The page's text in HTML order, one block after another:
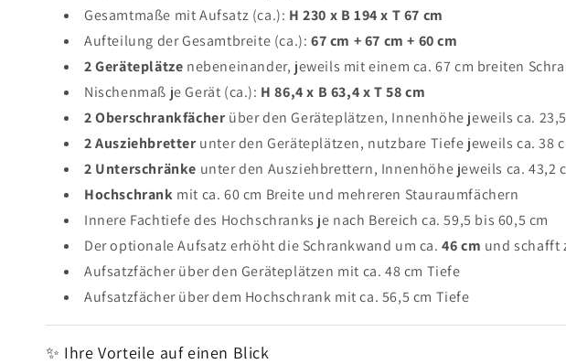
Gesamtmaße mit Aufsatz (ca.): H 230 x B 194 x T 67 cm
Aufteilung der Gesamtbreite (ca.): 67 cm + 67 cm + 60 cm
2 Geräteplätze nebeneinander, jeweils mit einem ca. 67 cm breiten
Nischenmaß je Gerät (ca.): H 86,4 x B 63,4 x T 58 cm
2 Oberschrankfächerüber den Geräteplätzen, Innenhöhe jeweils ca.
2 Ausziehbretterunter den Geräteplätzen, nutzbare Tiefe jeweils ca. 38
2 Unterschränke unter den Ausziehbrettern, Innenhöhe jeweils ca. 43,2
Hochschrank mit ca. 60 cm Breite und mehreren Stauraumfächern
Innere Fachtiefe des Hochschranks je nach Bereich ca. 59,5 bis 60,5 cm
Der optionale Aufsatz erhöht die Schrankwand um ca.46 cm und schafft
Aufsatzfächer über den Geräteplätzen mit ca. 48 cm Tiefe
Aufsatzfächer über dem Hochschrank mit ca. 56,5 cm Tiefe
✨ Ihre Vorteile auf einen Blick